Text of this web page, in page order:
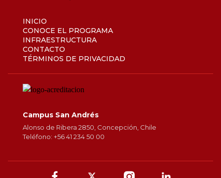
INICIO
CONOCE EL PROGRAMA
INFRAESTRUCTURA
CONTACTO
TÉRMINOS DE PRIVACIDAD
Campus San Andrés
Alonso de Ribera 2850, Concepción, Chile
Teléfono: +56 41 234 50 00